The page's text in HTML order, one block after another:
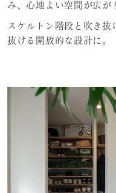
み、心地よい空間が広が
スケルトン階段と吹き
抜ける開放的な設計に。